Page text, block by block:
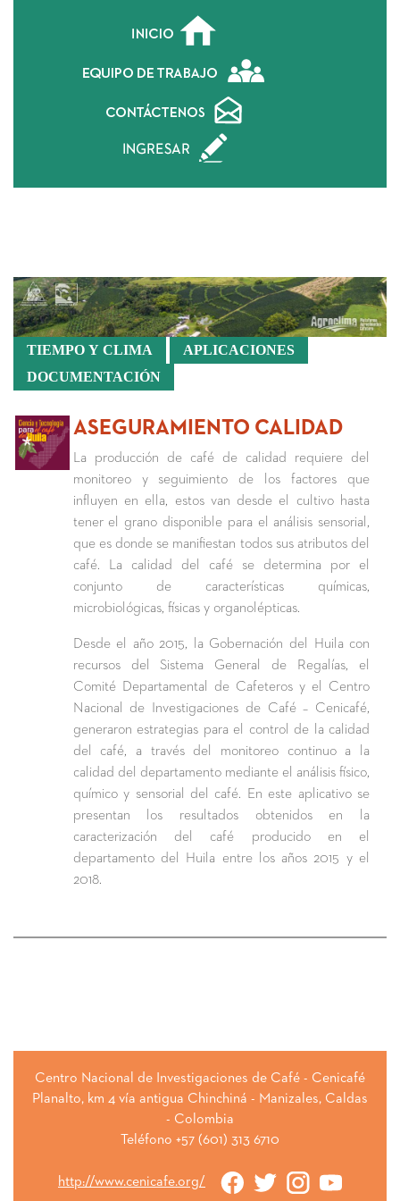
TIEMPO Y CLIMA
APLICACIONES
DOCUMENTACIÓN
ASEGURAMIENTO CALIDAD
La producción de café de calidad requiere del
monitoreo y seguimiento de los factores que
influyen en ella, estos van desde el cultivo hasta
tener el grano disponible para el análisis sensorial,
que es donde se manifiestan todos sus atributos del
café. La calidad del café se determina por el
conjunto de características químicas,
microbiológicas, físicas y organolépticas.
Desde el año 2015, la Gobernación del Huila con
recursos del Sistema General de Regalías, el
Comité Departamental de Cafeteros y el Centro
Nacional de Investigaciones de Café – Cenicafé,
generaron estrategias para el control de la calidad
del café, a través del monitoreo continuo a la
calidad del departamento mediante el análisis físico,
químico y sensorial del café. En este aplicativo se
presentan los resultados obtenidos en la
caracterización del café producido en el
departamento del Huila entre los años 2015 y el
2018.
Centro Nacional de Investigaciones de Café - Cenicafé
Planalto, km 4 vía antigua Chinchiná - Manizales, Caldas
- Colombia
Teléfono +57 (601) 313 6710
http://www.cenicafe.org/